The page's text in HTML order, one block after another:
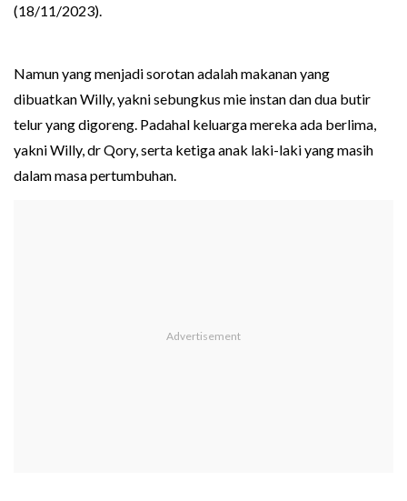
(18/11/2023).
Namun yang menjadi sorotan adalah makanan yang
dibuatkan Willy, yakni sebungkus mie instan dan dua butir
telur yang digoreng. Padahal keluarga mereka ada berlima,
yakni Willy, dr Qory, serta ketiga anak laki-laki yang masih
dalam masa pertumbuhan.